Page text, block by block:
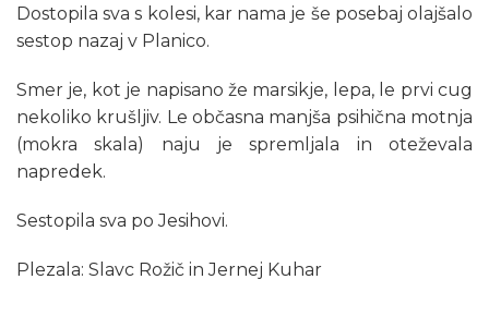
Dostopila sva s kolesi, kar nama je še posebaj olajšalo
sestop nazaj v Planico.
Smer je, kot je napisano že marsikje, lepa, le prvi cug
nekoliko krušljiv. Le občasna manjša psihična motnja
(mokra skala) naju je spremljala in oteževala
napredek.
Sestopila sva po Jesihovi.
Plezala: Slavc Rožič in Jernej Kuhar